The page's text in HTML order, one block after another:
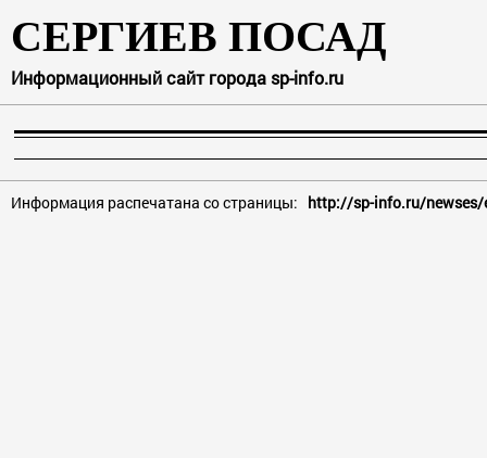
СЕРГИЕВ ПОСАД
Информационный сайт города sp-info.ru
Информация распечатана со страницы: http://sp-info.ru/newses/